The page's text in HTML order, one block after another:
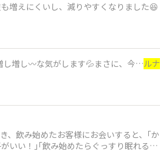
増えにくいし、減りやすくなりました😆
増し〰️な気がします💦まさに、今…ルナ
、飲み始めたお客様にお会いすると、｢か
いい！｣｢飲み始めたらぐっすり眠れる！